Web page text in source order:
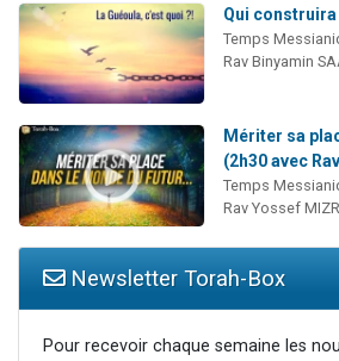
Qui construira
Temps
Rav Binyamin
Mériter sa
(2h30 avec
Temps
Rav Yossef
Newsletter Torah-Box
Pour recevoir chaque semaine les